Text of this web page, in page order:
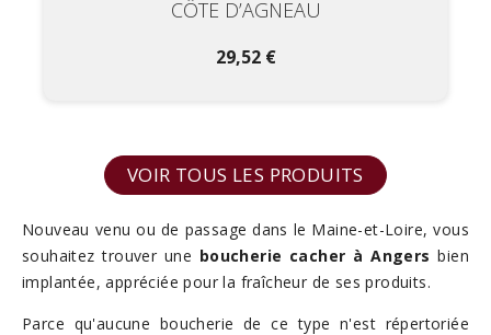
CÔTE D’AGNEAU
29,52 €
VOIR TOUS LES PRODUITS
Nouveau venu ou de passage dans le Maine-et-Loire, vous
souhaitez trouver une boucherie cacher à Angers bien
implantée, appréciée pour la fraîcheur de ses produits.
Parce qu'aucune boucherie de ce type n'est répertoriée